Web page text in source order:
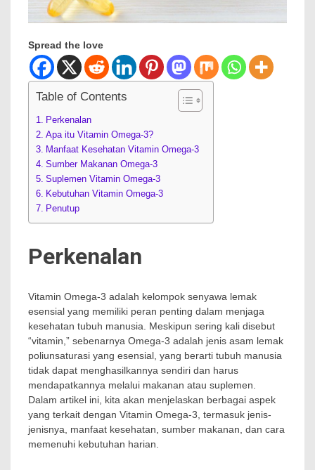
Spread the love
Table of Contents
Perkenalan
Apa itu Vitamin Omega-3?
Manfaat Kesehatan Vitamin Omega-3
Sumber Makanan Omega-3
Suplemen Vitamin Omega-3
Kebutuhan Vitamin Omega-3
Penutup
Perkenalan
Vitamin Omega-3 adalah kelompok senyawa lemak
esensial yang memiliki peran penting dalam menjaga
kesehatan tubuh manusia. Meskipun sering kali disebut
“vitamin,” sebenarnya Omega-3 adalah jenis asam lemak
poliunsaturasi yang esensial, yang berarti tubuh manusia
tidak dapat menghasilkannya sendiri dan harus
mendapatkannya melalui makanan atau suplemen.
Dalam artikel ini, kita akan menjelaskan berbagai aspek
yang terkait dengan Vitamin Omega-3, termasuk jenis-
jenisnya, manfaat kesehatan, sumber makanan, dan cara
memenuhi kebutuhan harian.